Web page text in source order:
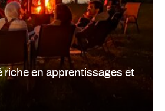
riche en apprentissages et